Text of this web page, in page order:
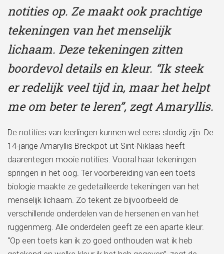
notities op. Ze maakt ook prachtige
tekeningen van het menselijk
lichaam. Deze tekeningen zitten
boordevol details en kleur. “Ik steek
er redelijk veel tijd in, maar het helpt
me om beter te leren”, zegt Amaryllis.
De notities van leerlingen kunnen wel eens slordig zijn. De
14-jarige Amaryllis Breckpot uit Sint-Niklaas heeft
daarentegen mooie notities. Vooral haar tekeningen
springen in het oog. Ter voorbereiding van een toets
biologie maakte ze gedetailleerde tekeningen van het
menselijk lichaam. Zo tekent ze bijvoorbeeld de
verschillende onderdelen van de hersenen en van het
ruggenmerg. Alle onderdelen geeft ze een aparte kleur.
“Op een toets kan ik zo goed onthouden wat ik heb